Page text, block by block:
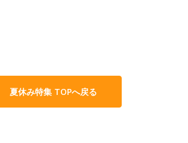
夏休み特集 TOPへ戻る